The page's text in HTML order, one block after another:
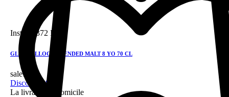
Instock 372 DH
GLEN TALLOCH BLENDED MALT 8 YO 70 CL
sale!
Discount 28%
La livraison a domicile